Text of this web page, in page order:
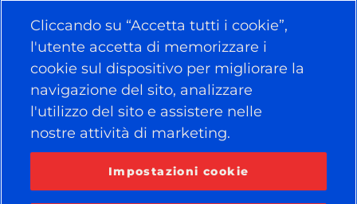
POLITICA
AZIENDA
RESTA COLLEGATO
YouTube
Cliccando su “Accetta tutti i cookie”,
l'utente accetta di memorizzare i
cookie sul dispositivo per migliorare la
navigazione del sito, analizzare
l'utilizzo del sito e assistere nelle
nostre attività di marketing.
Impostazioni cookie